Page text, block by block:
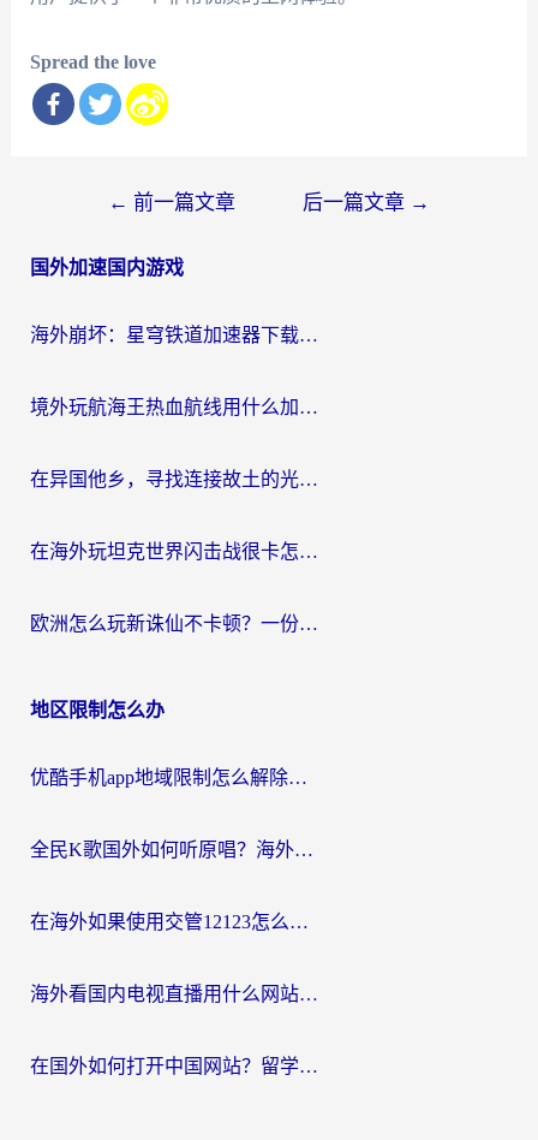
Spread the love
导
← 前一篇文章 后一篇文章 →
国外加速国内游戏
海外崩坏：星穹铁道加速器下载安装：一份给游子的终极网络指南
境外玩航海王热血航线用什么加速器？2026海外玩家实测最优方案（附欧洲问道堡垒前线加速技巧）
在异国他乡，寻找连接故土的光明大陆免费加速器
在海外玩坦克世界闪击战很卡怎么办？老玩家亲测有效的加速器选择指南
欧洲怎么玩新诛仙不卡顿？一份给海外游子的国服游戏畅玩指南
地区限制怎么办
优酷手机app地域限制怎么解除？海外党亲测有效的追剧方案
全民K歌国外如何听原唱？海外党亲测有效的回国加速器选择指南
在海外如果使用交管12123怎么处理？留学生亲测有效的回国加速方案
海外看国内电视直播用什么网站比较好？一篇解决你所有追剧难题的实用指南
在国外如何打开中国网站？留学生与海外华人的无缝访问指南